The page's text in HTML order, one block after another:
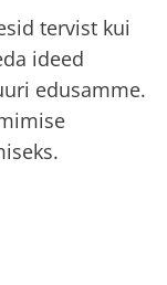
tervist kui
ideed
edusamme.